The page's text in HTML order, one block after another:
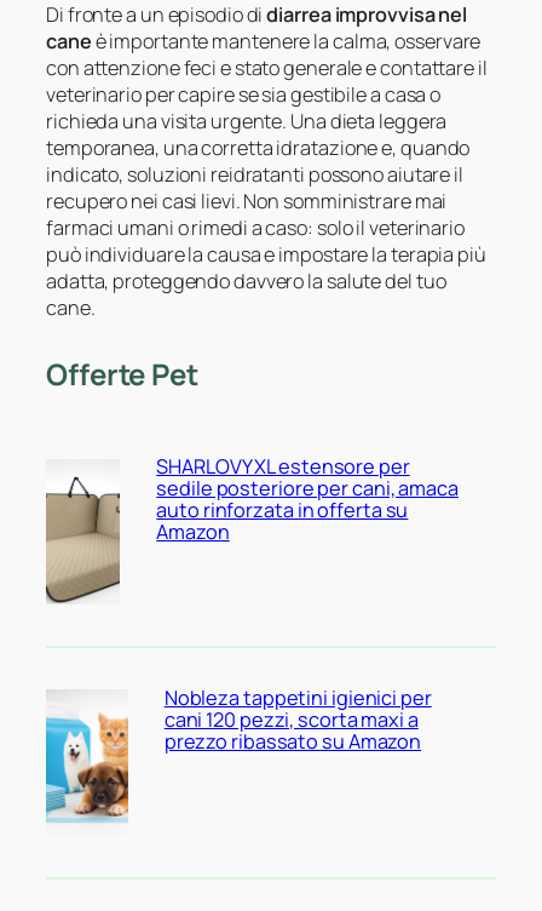
Di fronte a un episodio didiarrea improvvisa nel
caneè importante mantenere la calma, osservare
con attenzione feci e stato generale e contattare il
veterinario per capire se sia gestibile a casa o
richieda una visita urgente. Una dieta leggera
temporanea, una corretta idratazione e, quando
indicato, soluzioni reidratanti possono aiutare il
recupero nei casi lievi. Non somministrare mai
farmaci umani o rimedi a caso: solo il veterinario
può individuare la causa e impostare la terapia più
adatta, proteggendo davvero la salute del tuo
cane.
Offerte Pet
SHARLOVY XL estensore per
sedile posteriore per cani, amaca
auto rinforzata in offerta su
Amazon
Nobleza tappetini igienici per
cani 120 pezzi, scorta maxi a
prezzo ribassato su Amazon